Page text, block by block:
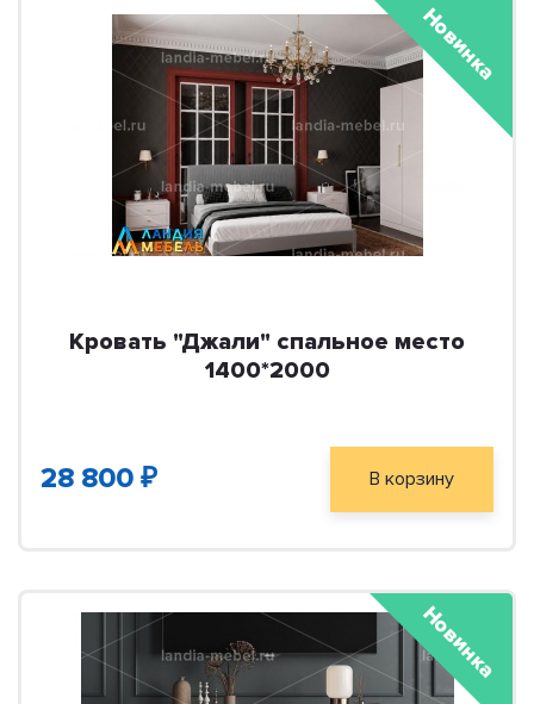
Кровать "Джали" спальное место
1400*2000
28 800 ₽ В корзину
Новинка
Новинка